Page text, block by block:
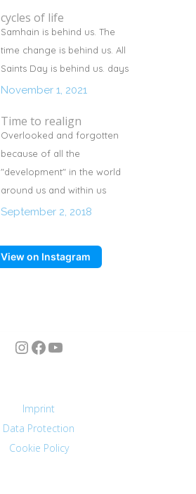
cycles of life
Samhain is behind us. The
time change is behind us. All
Saints Day is behind us. days
November 1, 2021
Time to realign
Overlooked and forgotten
because of all the
"development" in the world
around us and within us
September 2, 2018
View on Instagram
Instagram
Facebook
YouTube
Imprint
Data Protection
Cookie Policy